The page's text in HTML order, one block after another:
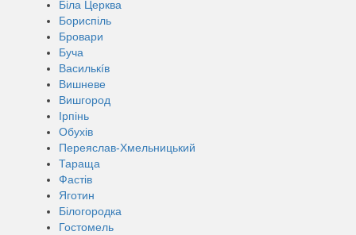
Біла Церква
Бориспіль
Бровари
Буча
Василькíв
Вишневе
Вишгород
Ірпінь
Обухів
Переяслав-Хмельницький
Тараща
Фастів
Яготин
Білогородка
Гостомель